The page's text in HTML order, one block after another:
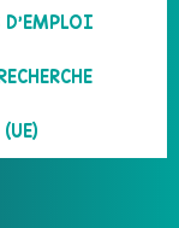
D’EMPLOI